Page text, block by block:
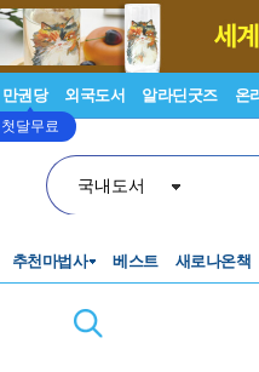
만권당
첫달무료
외국도서 알라딘굿즈 온
국내도서
추천마법사 베스트 새로나온책